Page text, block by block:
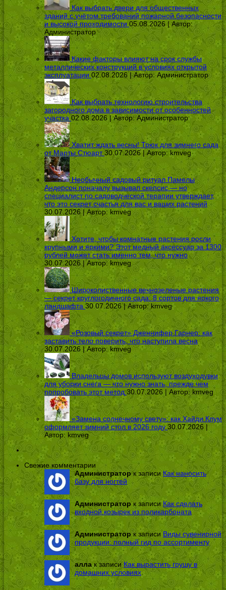
Как выбрать двери для общественных
зданий с учётом требований пожарной безопасности
и высокой проходимости 05.08.2026 | Автор:
Администратор
Какие факторы влияют на срок службы
металлических конструкций в условиях открытой
эксплуатации 02.08.2026 | Автор: Администратор
Как выбрать технологию строительства
загородного дома в зависимости от особенностей
участка 02.08.2026 | Автор:Администратор
Хватит ждать весны! Трюк для зимнего сада
от Марты Стюарт 30.07.2026 | Автор: kmveg
Необычный садовый ритуал Памелы
Андерсон поначалу вызывал скепсис — но
специалист по садоводческой терапии утверждает,
что это секрет счастья для вас и ваших растений
30.07.2026 | Автор: kmveg
Хотите, чтобы комнатные растения росли
крупными и яркими? Этот медный аксессуар за 1300
рублей может стать именно тем, что нужно
30.07.2026 | Автор:kmveg
Широколиственные вечнозеленые растения
— секрет круглогодичного сада: 8 сортов для яркого
ландшафта 30.07.2026 | Автор:kmveg
«Розовый секрет» Дженнифер Гарнер: как
заставить тело поверить, что наступила весна
30.07.2026 | Автор: kmveg
Владельцы домов используют воздуходувки
для уборки снега — что нужно знать, прежде чем
попробовать этот метод 30.07.2026 | Автор:kmveg
«Замена солнечному свету»: как Хайди Клум
оформляет зимний стол в 2026 году 30.07.2026 |
Автор: kmveg
Свежие комментарии
Администраторк записиКак наносить
базу для ногтей
Администраторк записиКак сделать
входной козырек из поликарбоната
Администраторк записиВиды сувенирной
продукции: полный гид по ассортименту
аллак записиКак вырастить грушу в
домашних условиях